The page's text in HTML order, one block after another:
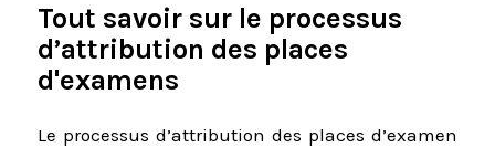
Tout savoir sur le processus
d’attribution des places
d'examens
Le processus d’attribution des places d’examen